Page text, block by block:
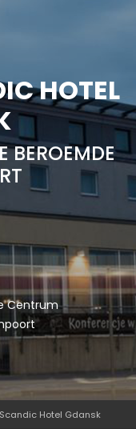
HOTEL
BEROEMDE
Centrum
Hotel Gdansk